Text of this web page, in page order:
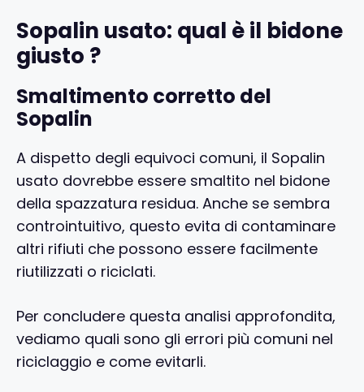
Sopalin usato: qual è il bidone
giusto ?
Smaltimento corretto del
Sopalin
A dispetto degli equivoci comuni, il Sopalin
usato dovrebbe essere smaltito nel bidone
della spazzatura residua. Anche se sembra
controintuitivo, questo evita di contaminare
altri rifiuti che possono essere facilmente
riutilizzati o riciclati.
Per concludere questa analisi approfondita,
vediamo quali sono gli errori più comuni nel
riciclaggio e come evitarli.